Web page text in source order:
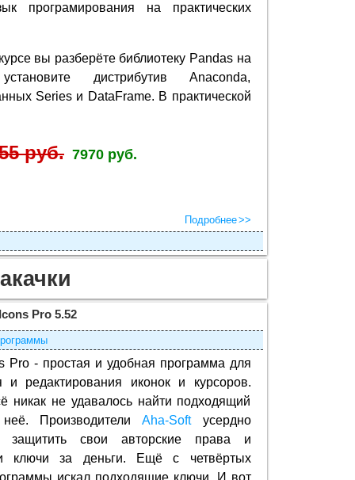
програмирования на практических
вы разберёте библиотеку Pandas на
дистрибутив Anaconda,
Series и DataFrame. В практической
руб. 7970 руб.
Подробнее
Pro 5.52
Pro - простая и удобная программа для
и редактирования иконок и курсоров.
никак не удавалось найти подходящий
ПроизводителиAha-Softусердно
защитить свои авторские права и
ключи за деньги. Ещё с четвёртых
искал подходящие ключи. И вот